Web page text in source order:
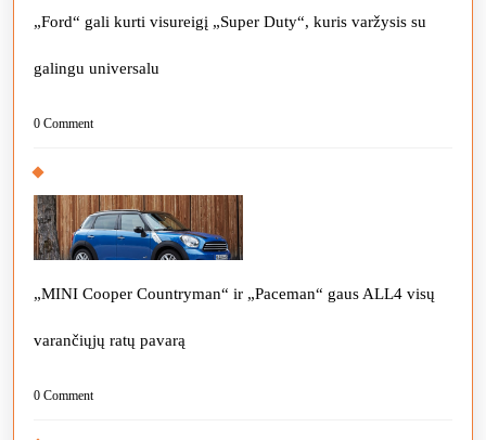
„Ford“ gali kurti visureigį „Super Duty“, kuris varžysis su
galingu universalu
0 Comment
„MINI Cooper Countryman“ ir „Paceman“ gaus ALL4 visų
varančiųjų ratų pavarą
0 Comment